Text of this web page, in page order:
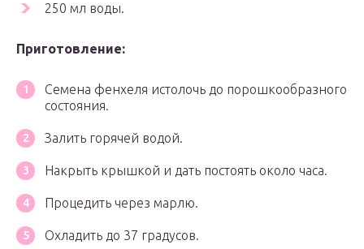
250 мл воды.
Приготовление:
Семена фенхеля истолочь до порошкообразного
состояния.
Залить горячей водой.
Накрыть крышкой и дать постоять около часа.
Процедить через марлю.
Охладить до 37 градусов.